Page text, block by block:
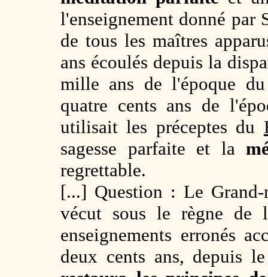
l'enseignement donné par
de tous les maîtres
ans écoulés depuis la
mille ans de l'époque
quatre cents ans de
utilisait les préceptes du
sagesse parfaite et la
regrettable.
[...] Question : Le
vécut sous le règne de
enseignements erronés
deux cents ans, depuis